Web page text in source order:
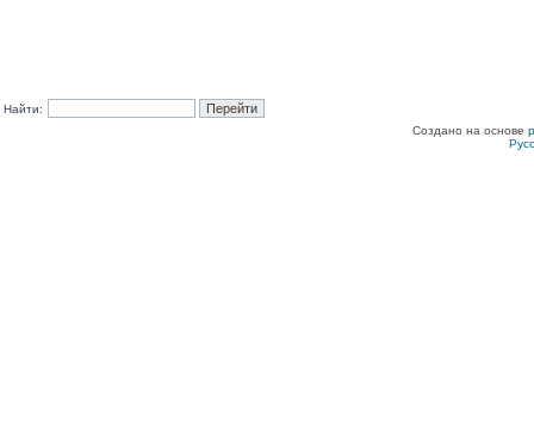
Найти:
Создано на основе